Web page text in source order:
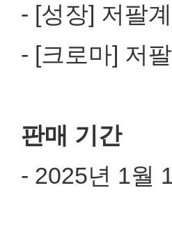
- [성장] 저팔
- [크로마] 저
판매 기간
- 2025년 1월